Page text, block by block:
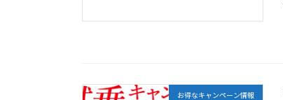
お得なキャンペーン情報